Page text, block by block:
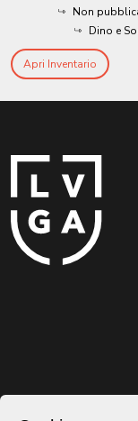
Non
Dino e
Apri Inventario